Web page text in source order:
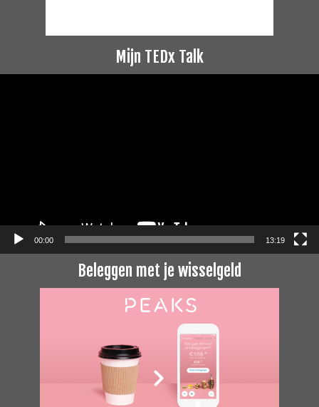
Mijn TEDx Talk
00:00 13:19
Beleggen met je wisselgeld